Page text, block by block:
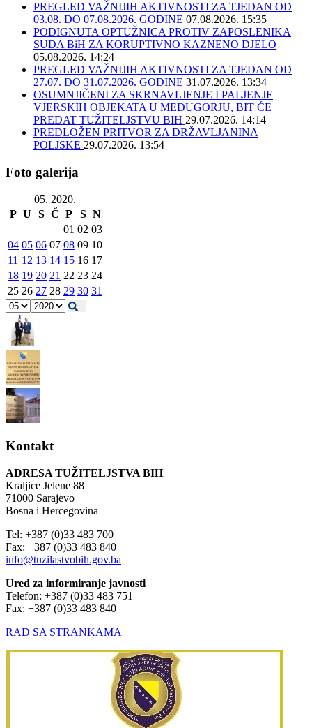
PREGLED VAŽNIJIH AKTIVNOSTI ZA TJEDAN OD
03.08. DO 07.08.2026. GODINE 07.08.2026. 15:35
PODIGNUTA OPTUŽNICA PROTIV ZAPOSLENIKA
SUDA BiH ZA KORUPTIVNO KAZNENO DJELO
05.08.2026. 14:24
PREGLED VAŽNIJIH AKTIVNOSTI ZA TJEDAN OD
27.07. DO 31.07.2026. GODINE 31.07.2026. 13:34
OSUMNJIČENI ZA SKRNAVLJENJE I PALJENJE
VJERSKIH OBJEKATA U MEĐUGORJU, BIT ĆE
PREDAT TUŽITELJSTVU BIH 29.07.2026. 14:14
PREDLOŽEN PRITVOR ZA DRŽAVLJANINA
POLJSKE 29.07.2026. 13:54
Foto galerija
05. 2020.
P U S Č P S N
01 02 03
04 05 06 07 08 09 10
11 12 13 14 15 16 17
18 19 20 21 22 23 24
25 26 27 28 29 30 31
Kontakt
ADRESA TUŽITELJSTVA BIH
Kraljice Jelene 88
71000 Sarajevo
Bosna i Hercegovina
Tel: +387 (0)33 483 700
Fax: +387 (0)33 483 840
info@tuzilastvobih.gov.ba
Ured za informiranje javnosti
Telefon: +387 (0)33 483 751
Fax: +387 (0)33 483 840
RAD SA STRANKAMA